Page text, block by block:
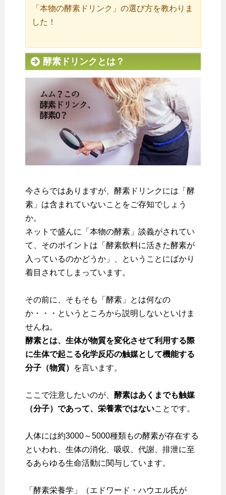
「本物の酵素ドリンク」の選び方を教わりま
した！
酵素ドリンクとは？
今さらではありますが、酵素ドリンクには「酵
素」は含まれていないことをご存知でしょう
か。
ネットで盛んに「本物の酵素」談義がされてい
て、そのポイントは「酵素飲料に活きた酵素が
入っているのかどうか」、ということにばかり
着目されてしまっています。
その前に、そもそも「酵素」とは何なの
か・・・というところから説明しないといけま
せんね。
酵素とは、生体が物質を変化させて利用する際
に生体で起こる化学反応の触媒として機能する
分子（物質）
を言います。
ここで注意したいのが、 酵素はあくまでも触媒
（分子）であって、栄養素ではないことです。
人体には約3000～5000種類もの酵素が存在する
といわれ、生体の消化、吸収、代謝、排泄に至
るあらゆる生命活動に関与しています。
「酵素栄養学」（エドワード・ハウエル氏が